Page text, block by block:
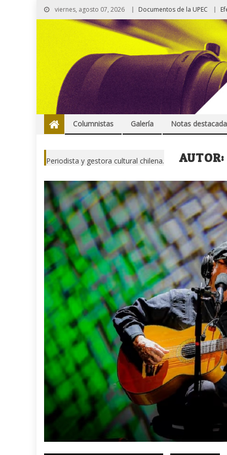
viernes, agosto 07, 2026 Documentos de la UPEC
Columnistas Galería Notas
Periodista y gestora cultural chilena.